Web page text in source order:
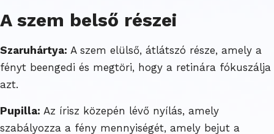
A szem belső részei
Szaruhártya: A szem elülső, átlátszó része, amely a
fényt beengedi és megtöri, hogy a retinára fókuszálja
azt.
Pupilla: Az írisz közepén lévő nyílás, amely
szabályozza a fény mennyiségét, amely bejut a